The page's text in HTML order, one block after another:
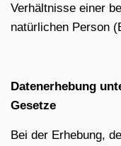
Verhältnisse einer
natürlichen Person
Datenerhebung
Gesetze
Bei der Erhebung,